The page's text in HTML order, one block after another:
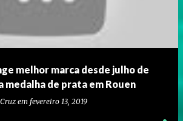
melhor marca desde julho de
medalha de prata em Rouen
em fevereiro 13, 2019